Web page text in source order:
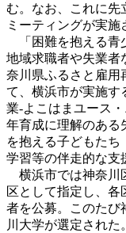
む。なお、これに先
ミーティングが実施
「困難を抱える青
地域求職者や失業者
奈川県ふるさと雇用
て、横浜市が実施す
業-よこはまユース
年育成に理解のある
を抱える子どもたち
学習等の伴走的な支
横浜市では神奈川
区として指定し、各
者を公募。このたび
川大学が選定された。